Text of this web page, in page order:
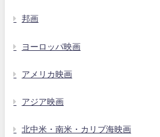
邦画
ヨーロッパ映画
アメリカ映画
アジア映画
北中米・南米・カリブ海映画